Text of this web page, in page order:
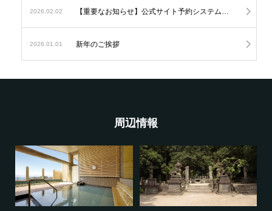
2026.02.02 【重要なお知らせ】公式サイト予約システムの変更につきまして
2026.01.01 新年のご挨拶
周辺情報